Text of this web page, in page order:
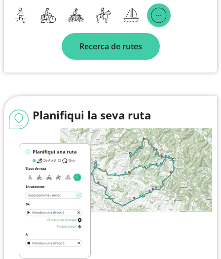
Recerca de rutes
Planifiqui la seva ruta